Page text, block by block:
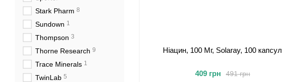
Ніацин, 100 Мг, Solaray, 100 капсул
491 грн
409 грн
Stark Pharm 8
Sundown 1
Thompson 3
Thorne Research 9
Trace Minerals 1
TwinLab 5